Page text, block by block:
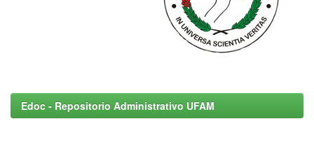
Edoc - Repositorio Administrativo UFAM